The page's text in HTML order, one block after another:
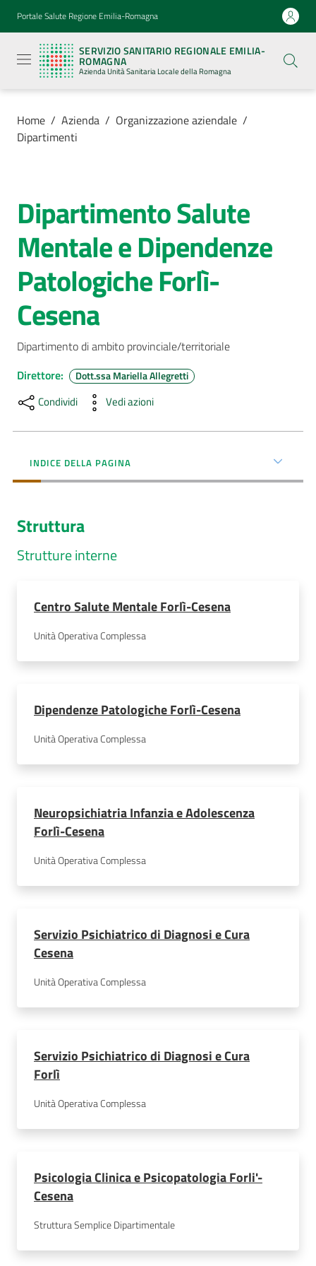
Vai al contenuto
Vai alla navigazione
Vai al footer
Portale Salute Regione Emilia-Romagna
SERVIZIO SANITARIO REGIONALE EMILIA-
ROMAGNA
Azienda Unità Sanitaria Locale della Romagna
Sanitario
Regionale
Emilia-
Romagna
Azienda
Sanitaria
Locale della
Romagna
Menu selezionato
Servizi
Luoghi
di
cura
AUSL
Carta
dei
a...
Concorsi
Home / Azienda / Organizzazione aziendale /
Dipartimenti
Salta al contenuto
Dipartimento Salute
Mentale e Dipendenze
Patologiche Forlì-
Cesena
Dipartimento di ambito provinciale/territoriale
Direttore: Dott.ssa Mariella Allegretti
Condividi Vedi azioni
INDICE DELLA PAGINA
Struttura
Strutture interne
Centro Salute Mentale Forlì-Cesena
Unità Operativa Complessa
Dipendenze Patologiche Forlì-Cesena
Unità Operativa Complessa
Neuropsichiatria Infanzia e Adolescenza
Forlì-Cesena
Unità Operativa Complessa
Servizio Psichiatrico di Diagnosi e Cura
Cesena
Unità Operativa Complessa
Servizio Psichiatrico di Diagnosi e Cura
Forlì
Unità Operativa Complessa
Psicologia Clinica e Psicopatologia Forli'-
Cesena
Struttura Semplice Dipartimentale